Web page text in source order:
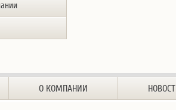
О КОМПАНИИ